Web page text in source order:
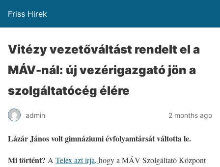
Friss Hirek
Vitézy vezetőváltást rendelt el a
MÁV-nál: új vezérigazgató jön a
szolgáltatócég élére
admin 2 months ago
Lázár János volt gimnáziumi évfolyamtársát váltotta le.
Mi történt? A Telex azt írja, hogy a MÁV Szolgáltató Központ